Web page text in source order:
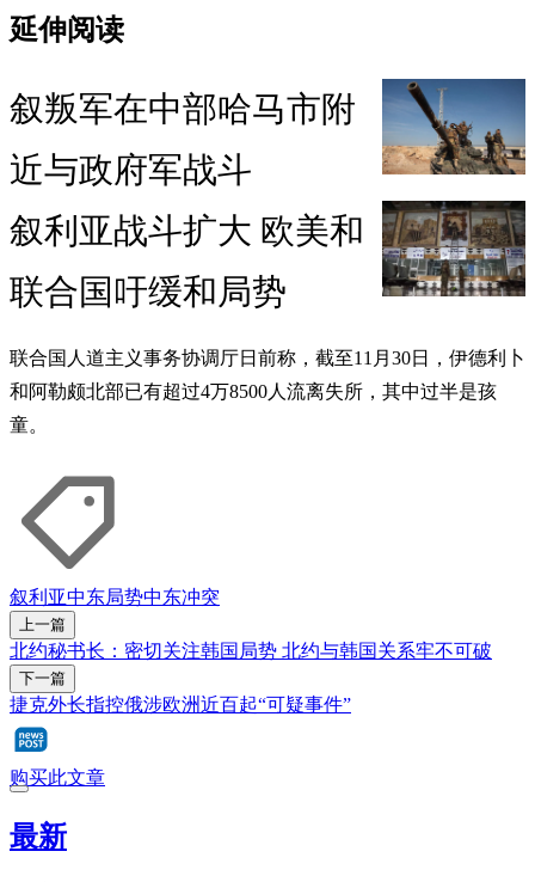
延伸阅读
叙叛军在中部哈马市附
近与政府军战斗
叙利亚战斗扩大 欧美和
联合国吁缓和局势
联合国人道主义事务协调厅日前称，截至11月30日，伊德利卜
和阿勒颇北部已有超过4万8500人流离失所，其中过半是孩
童。
叙利亚中东局势中东冲突
上一篇
北约秘书长：密切关注韩国局势 北约与韩国关系牢不可破
下一篇
捷克外长指控俄涉欧洲近百起“可疑事件”
购买此文章
最新